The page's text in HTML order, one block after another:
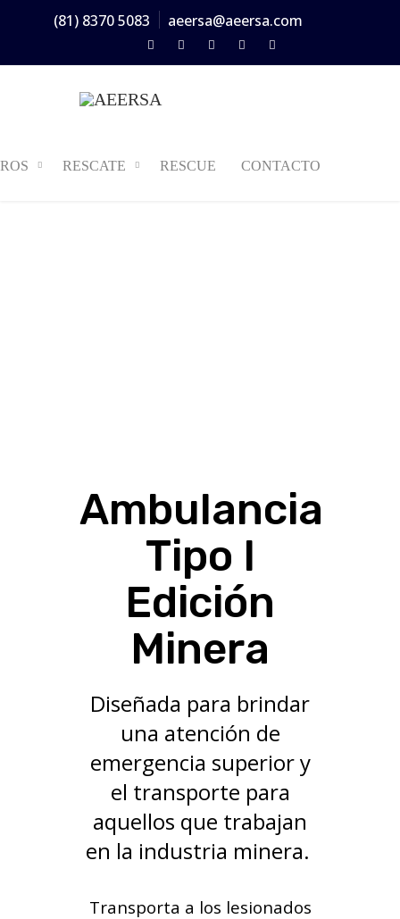
(81) 8370 5083 aeersa@aeersa.com
RESCATE RESCUE CONTACTO
Ambulancia
Tipo I
Edición
Minera
Diseñada para brindar
una atención de
emergencia superior y
el transporte para
aquellos que trabajan
en la industria minera.
Transporta a los lesionados